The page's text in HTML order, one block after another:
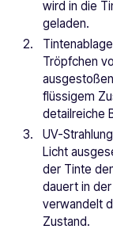
wird in die
geladen.
Tröpfchen
flüssigem
detailreiche
UV-
Licht
der Tinte
dauert in
verwandelt
Zustand.